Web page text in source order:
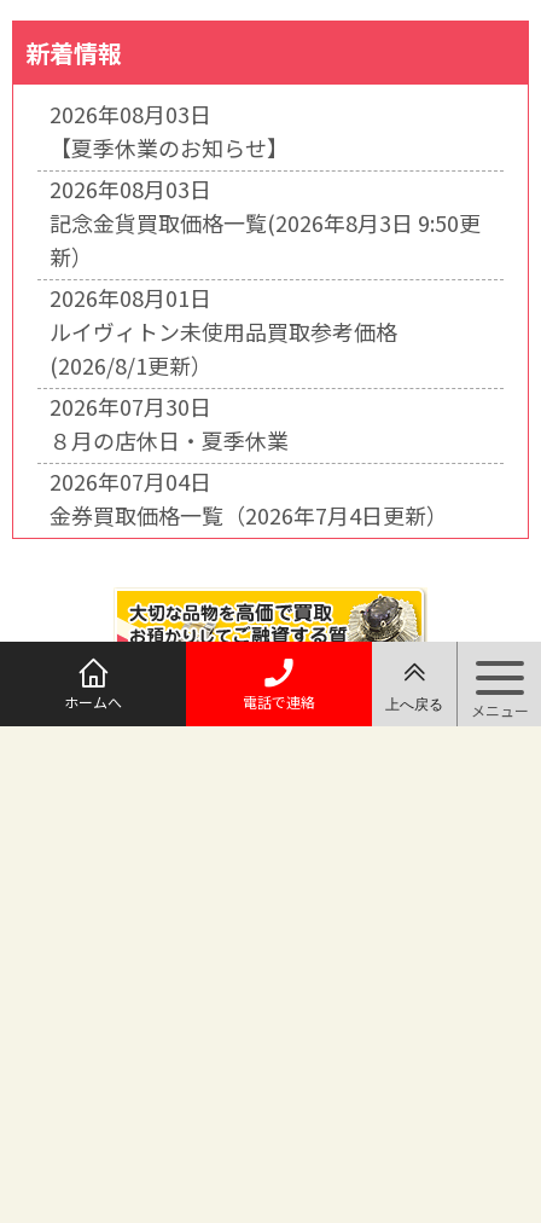
新着情報
2026年08月03日
【夏季休業のお知らせ】
2026年08月03日
記念金貨買取価格一覧(2026年8月3日 9:50更
新）
2026年08月01日
ルイヴィトン未使用品買取参考価格
(2026/8/1更新）
2026年07月30日
８月の店休日・夏季休業
2026年07月04日
金券買取価格一覧（2026年7月4日更新）
ホームへ 電話で連絡